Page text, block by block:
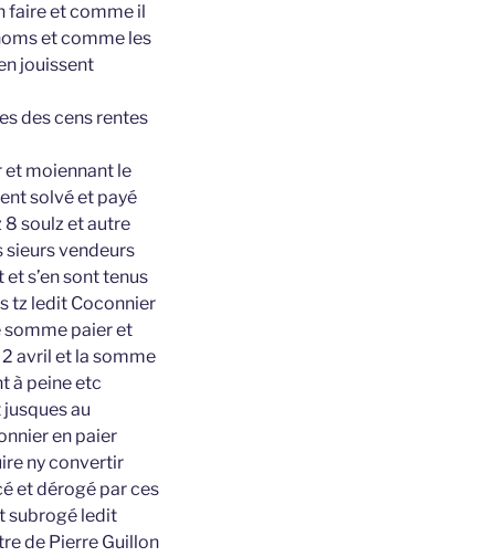
faire et comme il
et comme les
jouissent
des cens rentes
moiennant le
solvé et payé
8 soulz et autre
sieurs vendeurs
s’en sont tenus
tz ledit Coconnier
paier et
avril et la somme
à peine etc
au
en paier
ny convertir
et dérogé par ces
subrogé ledit
de Pierre Guillon